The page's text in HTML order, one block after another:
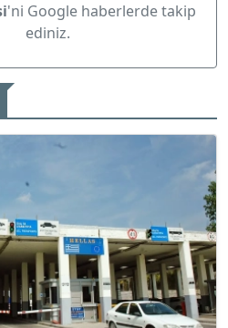
'ni Google haberlerde takip
ediniz.